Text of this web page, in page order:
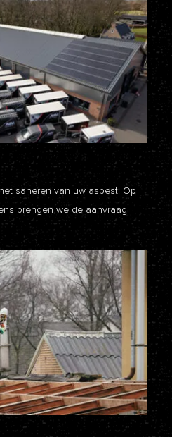
saneren van uw asbest. Op
brengen we de aanvraag